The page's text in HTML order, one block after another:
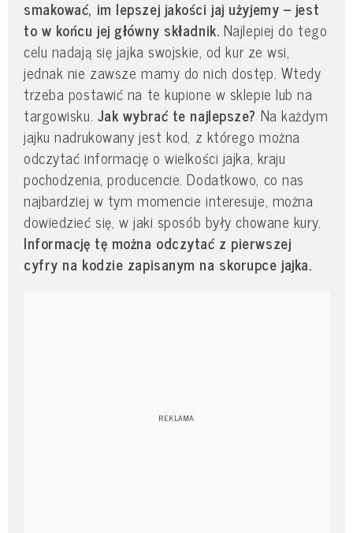
smakować, im lepszej jakości jaj użyjemy – jest
to w końcu jej główny składnik. Najlepiej do tego
celu nadają się jajka swojskie, od kur ze wsi,
jednak nie zawsze mamy do nich dostęp. Wtedy
trzeba postawić na te kupione w sklepie lub na
targowisku. Jak wybrać te najlepsze? Na każdym
jajku nadrukowany jest kod, z którego można
odczytać informację o wielkości jajka, kraju
pochodzenia, producencie. Dodatkowo, co nas
najbardziej w tym momencie interesuje, można
dowiedzieć się, w jaki sposób były chowane kury.
Informację tę można odczytać z pierwszej
cyfry na kodzie zapisanym na skorupce jajka.